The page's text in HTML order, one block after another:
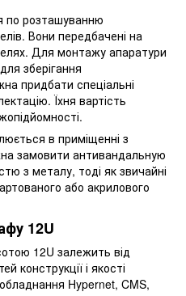
по розташуванню
Вони передбачені на
Для монтажу апаратури
зберігання
придбати спеціальні
Їхня вартість
в приміщенні з
замовити антивандальную
з металу, тоді як звичайні
або акрилового
12U
12U залежить від
конструкції і якості
Hypernet, CMS,